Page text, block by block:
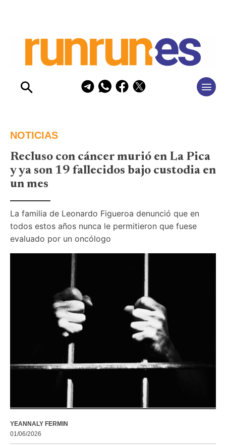
NOTICIAS
Recluso con cáncer murió en La Pica
y ya son 19 fallecidos bajo custodia en
un mes
La familia de Leonardo Figueroa denunció que en
todos estos años nunca le permitieron que fuese
evaluado por un oncólogo
YEANNALY FERMIN
01/06/2026